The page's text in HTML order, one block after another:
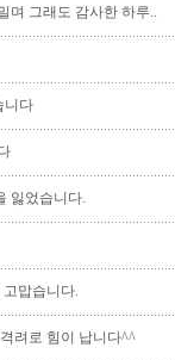
며 그래도 감사한 하루..
니다
잃었습니다.
맙습니다.
려로 힘이 납니다^^